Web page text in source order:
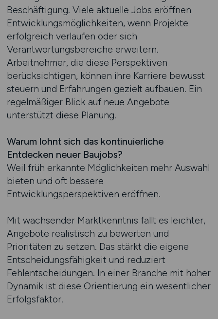
Beschäftigung. Viele aktuelle Jobs eröffnen
Entwicklungsmöglichkeiten, wenn Projekte
erfolgreich verlaufen oder sich
Verantwortungsbereiche erweitern.
Arbeitnehmer, die diese Perspektiven
berücksichtigen, können ihre Karriere bewusst
steuern und Erfahrungen gezielt aufbauen. Ein
regelmäßiger Blick auf neue Angebote
unterstützt diese Planung.
Warum lohnt sich das kontinuierliche
Entdecken neuer Baujobs?
Weil früh erkannte Möglichkeiten mehr Auswahl
bieten und oft bessere
Entwicklungsperspektiven eröffnen.
Mit wachsender Marktkenntnis fällt es leichter,
Angebote realistisch zu bewerten und
Prioritäten zu setzen. Das stärkt die eigene
Entscheidungsfähigkeit und reduziert
Fehlentscheidungen. In einer Branche mit hoher
Dynamik ist diese Orientierung ein wesentlicher
Erfolgsfaktor.